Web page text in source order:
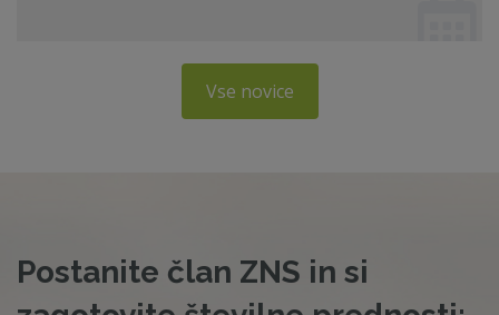
Vse novice
Postanite član ZNS in si